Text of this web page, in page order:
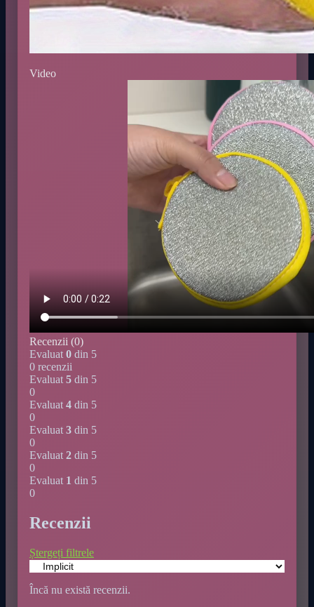
Video
Recenzii (0)
Evaluat 0 din 5
0 recenzii
Evaluat 5 din 5
0
Evaluat 4 din 5
0
Evaluat 3 din 5
0
Evaluat 2 din 5
0
Evaluat 1 din 5
0
Recenzii
Ștergeți filtrele
Încă nu există recenzii.